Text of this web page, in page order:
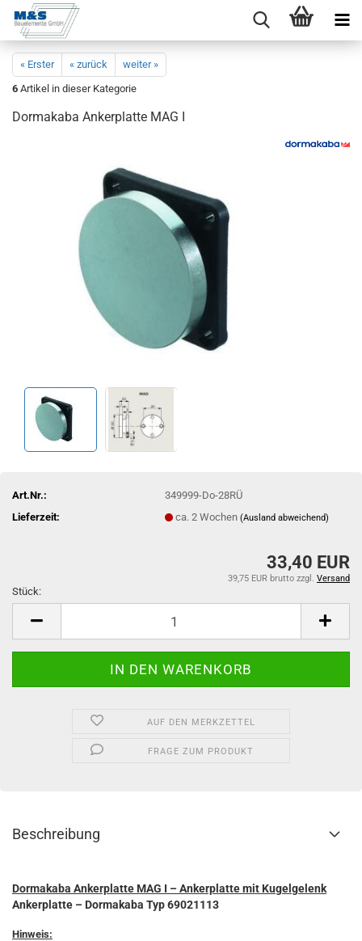
« Erster « zurück
weiter »
6 Artikel in dieser Kategorie
Dor­ma­ka­ba An­ker­plat­te MAG I
Art.Nr.:
349999-Do-28RÜ
Lieferzeit:
ca. 2 Wochen(Ausland abweichend)
33,40 EUR
39,75 EUR brutto zzgl. Versand
Stück:
AUF DEN MERKZETTEL
FRAGE ZUM PRODUKT
Beschreibung
Dormakaba Ankerplatte MAG I –Ankerplatte mit Kugelgelenk
Ankerplatte – Dormakaba Typ 69021113
Hinweis: